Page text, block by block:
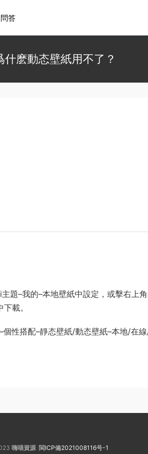
問答
麽動态壁紙用不了？
題–我的–本地壁紙中設定，或擊右上
載。
性搭配–靜态壁紙/動态壁紙–本地/在
嗨喵資源 閩ICP備2021008116号-1